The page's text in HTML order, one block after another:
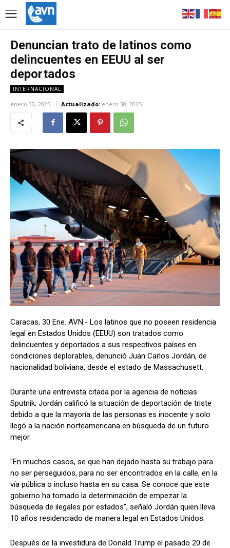
Denuncian trato de latinos como
delincuentes en EEUU al ser
deportados
INTERNACIONAL
enero 30, 2025 Actualizado: enero 30, 2025
Caracas, 30 Ene. AVN.- Los latinos que no poseen residencia
legal en Estados Unidos (EEUU) son tratados como
delincuentes y deportados a sus respectivos países en
condiciones deplorables, denunció Juan Carlos Jordán, de
nacionalidad boliviana, desde el estado de Massachusett.
Durante una entrevista citada por la agencia de noticias
Sputnik, Jordán calificó la situación de deportación de triste
debido a que la mayoría de las personas es inocente y solo
llegó a la nación norteamericana en búsqueda de un futuro
mejor.
"En muchos casos, se que han dejado hasta su trabajo para
no ser perseguidos, para no ser encontrados en la calle, en la
vía pública o incluso hasta en su casa. Se conoce que este
gobierno ha tomado la determinación de empezar la
búsqueda de ilegales por estados”, señaló Jordán quien lleva
10 años residenciado de manera legal en Estados Unidos.
Después de la investidura de Donald Trump el pasado 20 de